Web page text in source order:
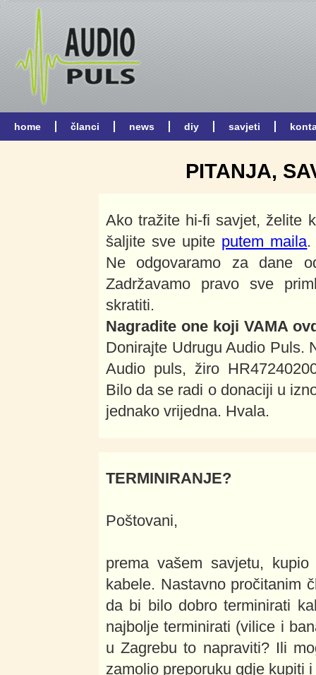
PITANJA,
Ako tražite hi-fi savjet, želite
šaljite sve upite putem maila.
Ne odgovaramo za dane
Zadržavamo pravo sve
skratiti.
Nagradite one koji VAMA
Donirajte Udrugu Audio Puls.
Audio puls, žiro
Bilo da se radi o donaciji u
jednako vrijedna. Hvala.
TERMINIRANJE?
Poštovani,
prema vašem savjetu,
kabele. Nastavno pročitanim
da bi bilo dobro terminirati
najbolje terminirati (vilice i
u Zagrebu to napraviti? Ili
zamolio preporuku gdje kupiti